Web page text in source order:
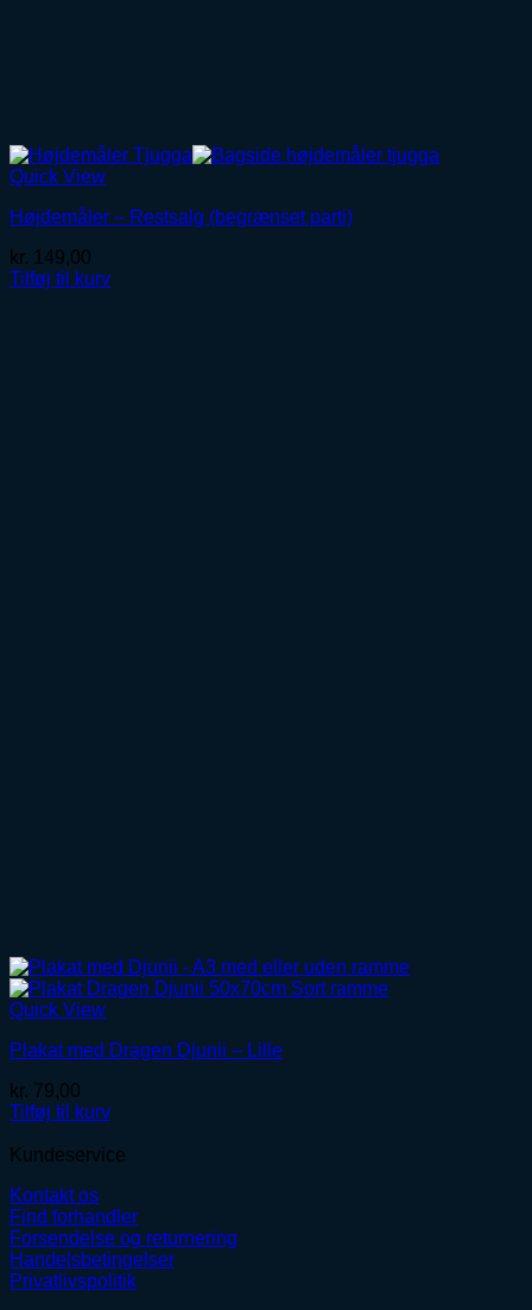
Quick View
Højdemåler – Restsalg (begrænset parti)
kr. 149,00
Tilføj til kurv
Quick View
Plakat med Dragen Djunii – Lille
kr. 79,00
Tilføj til kurv
Kundeservice
Kontakt os
Find forhandler
Forsendelse og returnering
Handelsbetingelser
Privatlivspolitik